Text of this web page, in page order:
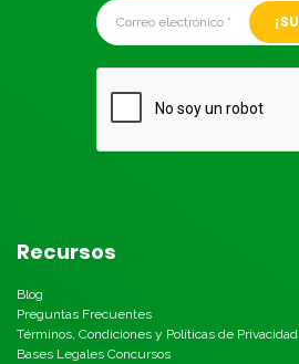
Alternative:
Recursos
Blog
Preguntas Frecuentes
Términos, Condiciones y Políticas de Privacidad
Bases Legales Concursos